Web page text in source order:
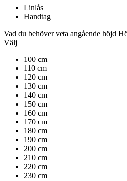
Linlås
Handtag
Vad du behöver veta angående höjd
Välj
100 cm
110 cm
120 cm
130 cm
140 cm
150 cm
160 cm
170 cm
180 cm
190 cm
200 cm
210 cm
220 cm
230 cm